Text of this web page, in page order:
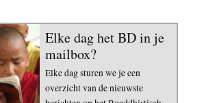
Elke dag het BD in je
mailbox?
Elke dag sturen we je een
overzicht van de nieuwste